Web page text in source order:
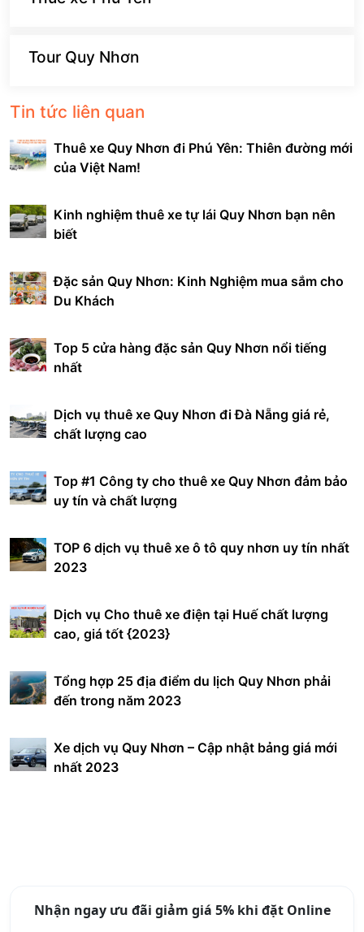
Tour Quy Nhơn
Tin tức liên quan
Thuê xe Quy Nhơn đi Phú Yên: Thiên đường mới
của Việt Nam!
Kinh nghiệm thuê xe tự lái Quy Nhơn bạn nên
biết
Đặc sản Quy Nhơn: Kinh Nghiệm mua sắm cho
Du Khách
Top 5 cửa hàng đặc sản Quy Nhơn nổi tiếng
nhất
Dịch vụ thuê xe Quy Nhơn đi Đà Nẵng giá rẻ,
chất lượng cao
Top #1 Công ty cho thuê xe Quy Nhơn đảm bảo
uy tín và chất lượng
TOP 6 dịch vụ thuê xe ô tô quy nhơn uy tín nhất
2023
Dịch vụ Cho thuê xe điện tại Huế chất lượng
cao, giá tốt {2023}
Tổng hợp 25 địa điểm du lịch Quy Nhơn phải
đến trong năm 2023
Xe dịch vụ Quy Nhơn – Cập nhật bảng giá mới
nhất 2023
Nhận ngay ưu đãi giảm giá 5% khi đặt Online